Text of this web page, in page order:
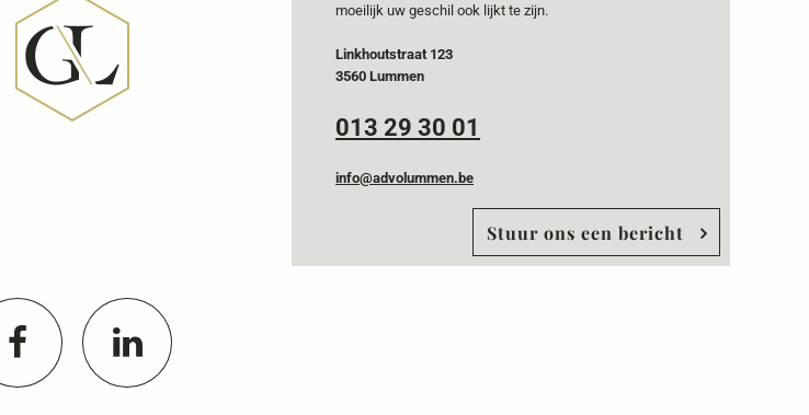
moeilijk uw geschil ook lijkt te zijn.
Linkhoutstraat 123
3560 Lummen
013 29 30 01
info@advolummen.be
Stuur ons een bericht